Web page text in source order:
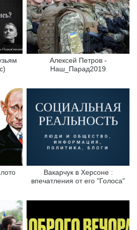
Алексей Петров -
Наш_Парад2019
Вакарчук в Херсоне :
впечатления от его "Голоса"